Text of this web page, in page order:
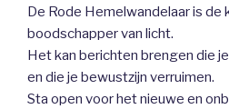
De Rode Hemelwandelaar is de
boodschapper van licht.
Het kan berichten brengen die
en die je bewustzijn verruimen.
Sta open voor het nieuwe en